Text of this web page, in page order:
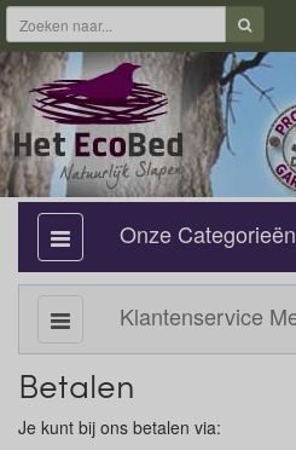
categorie
aan,
uit
Onze Categorieën
SubcategorieKlantenservice
Betalen
Je kunt bij ons betalen via: